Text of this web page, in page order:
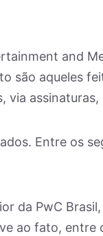
and
são aqueles
via
Entre os
da PwC
ao fato, entre